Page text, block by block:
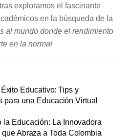
exploramos el fascinante
en la búsqueda de la
al mundo donde el rendimiento
en la norma!
Educativo: Tips y
para una Educación Virtual
la Educación: La Innovadora
Abraza a Toda Colombia